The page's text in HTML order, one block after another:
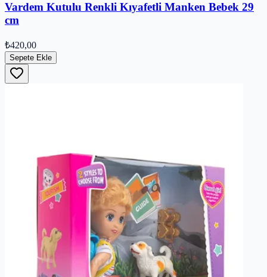
Vardem Kutulu Renkli Kıyafetli Manken Bebek 29
cm
₺420,00
Sepete Ekle